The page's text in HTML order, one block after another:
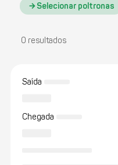
Selecionar poltronas
0 resultados
Saída
Chegada